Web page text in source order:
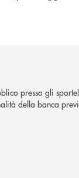
presso gli
della banca